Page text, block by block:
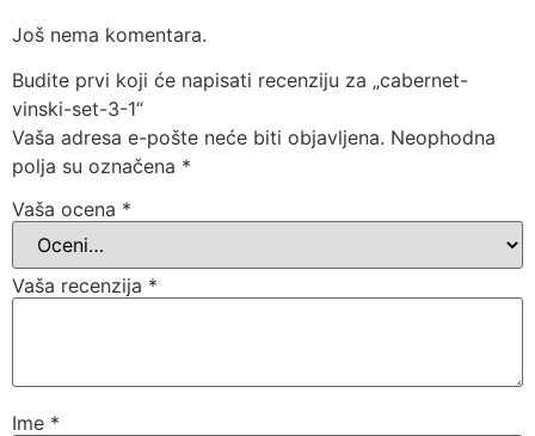
Još nema komentara.
Budite prvi koji će napisati recenziju za „cabernet-
vinski-set-3-1“
Vaša adresa e-pošte neće biti objavljena. Neophodna
polja su označena *
Vaša ocena *
Vaša recenzija *
Ime *